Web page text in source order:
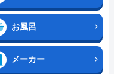
お風呂
メーカー